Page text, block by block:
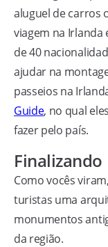
aluguel de carros
viagem na Irlanda
de 40
ajudar na
passeios na
Guide, no qual
fazer pelo país.
Finalizando
Como vocês
turistas uma
monumentos
da região.